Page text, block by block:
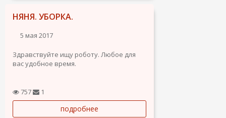
НЯНЯ. УБОРКА.
5 мая 2017
Здравствуйте ищу роботу. Любое для
вас удобное время.
757 1
подробнее